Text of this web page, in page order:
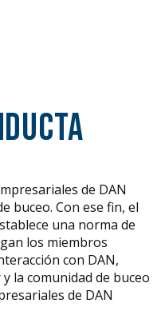
de DAN
buceo. Con ese fin, el
una norma de
los miembros
con DAN,
la comunidad de buceo
de DAN